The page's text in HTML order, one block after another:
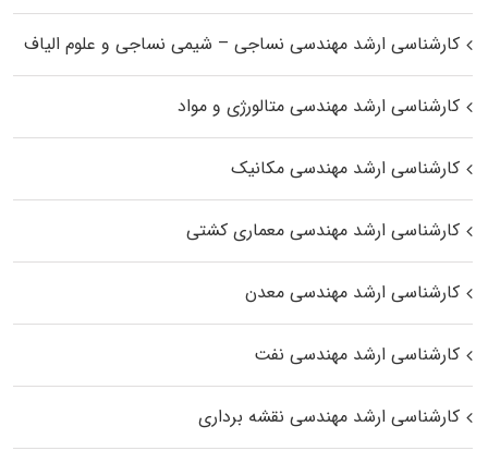
کارشناسی ارشد مهندسی نساجی – شیمی نساجی و علوم الیاف
کارشناسی ارشد مهندسی متالورژی و مواد
کارشناسی ارشد مهندسی مکانیک
کارشناسی ارشد مهندسی معماری کشتی
کارشناسی ارشد مهندسی معدن
کارشناسی ارشد مهندسی نفت
کارشناسی ارشد مهندسی نقشه برداری